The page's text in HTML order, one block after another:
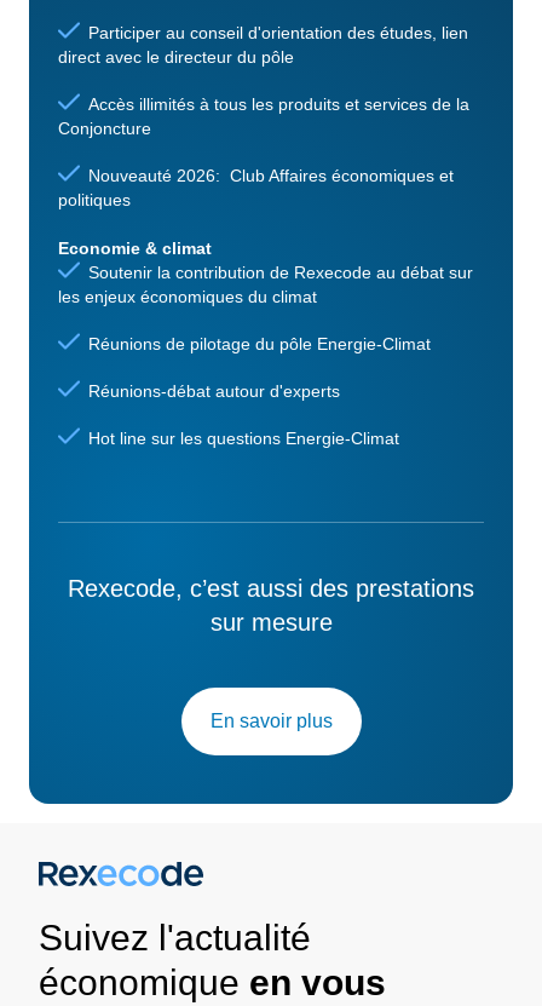
Participer au conseil d'orientation des études, lien
direct avec le directeur du pôle
Accès illimités à tous les produits et services de la
Conjoncture
Nouveauté 2026: Club Affaires économiques et
politiques
Economie & climat
Soutenir la contribution de Rexecode au débat sur
les enjeux économiques du climat
Réunions de pilotage du pôle Energie-Climat
Réunions-débat autour d'experts
Hot line sur les questions Energie-Climat
Rexecode, c’est aussi des prestations
sur mesure
En savoir plus
Suivez l'actualité
économique en vous